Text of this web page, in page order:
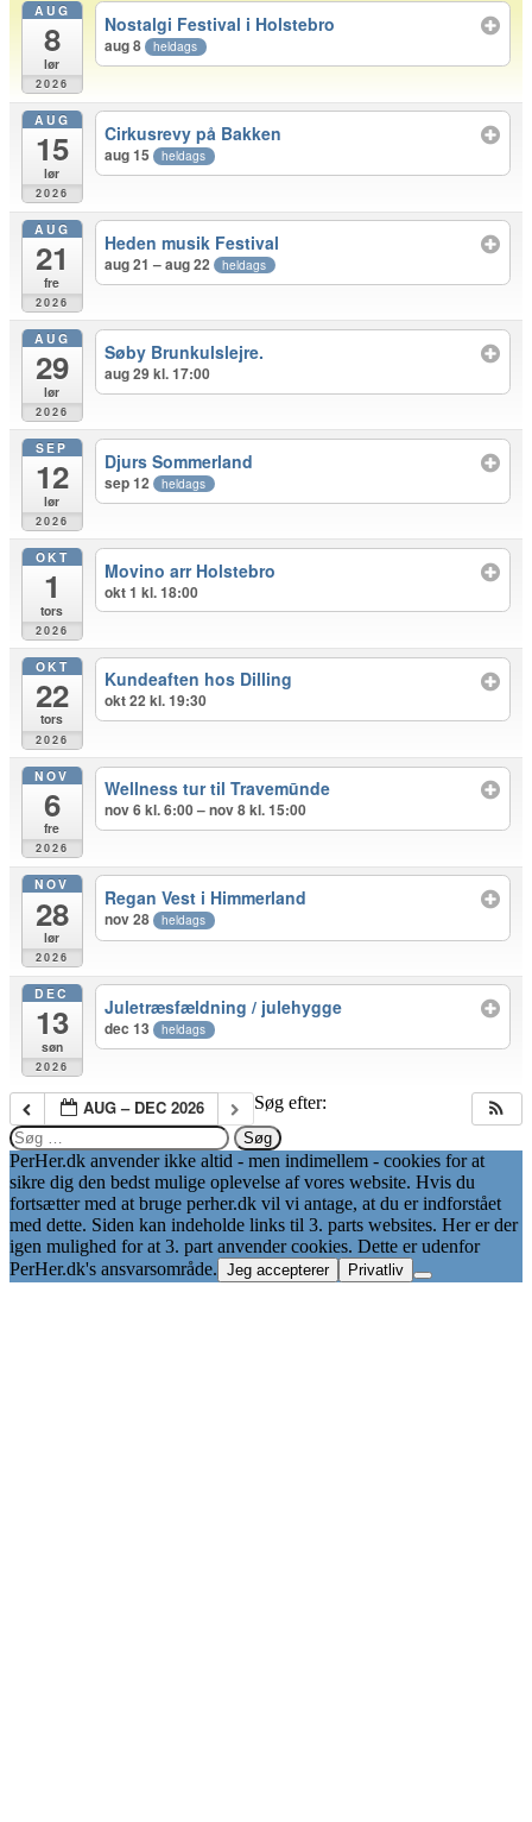
AUG
8
lør
2026
Nostalgi Festival i Holstebro
aug 8 heldags
AUG
15
lør
2026
Cirkusrevy på Bakken
aug 15 heldags
AUG
21
fre
2026
Heden musik Festival
aug 21 – aug 22 heldags
AUG
29
lør
2026
Søby Brunkulslejre.
aug 29 kl. 17:00
SEP
12
lør
2026
Djurs Sommerland
sep 12 heldags
OKT
1
tors
2026
Movino arr Holstebro
okt 1 kl. 18:00
OKT
22
tors
2026
Kundeaften hos Dilling
okt 22 kl. 19:30
NOV
6
fre
2026
Wellness tur til Travemūnde
nov 6 kl. 6:00 – nov 8 kl. 15:00
NOV
28
lør
2026
Regan Vest i Himmerland
nov 28 heldags
DEC
13
søn
2026
Juletræsfældning / julehygge
dec 13 heldags
AUG – DEC 2026 Søg efter:
PerHer.dk anvender ikke altid - men indimellem - cookies for at
sikre dig den bedst mulige oplevelse af vores website. Hvis du
fortsætter med at bruge perher.dk vil vi antage, at du er indforstået
med dette. Siden kan indeholde links til 3. parts websites. Her er der
igen mulighed for at 3. part anvender cookies. Dette er udenfor
PerHer.dk's ansvarsområde. Jeg accepterer Privatliv